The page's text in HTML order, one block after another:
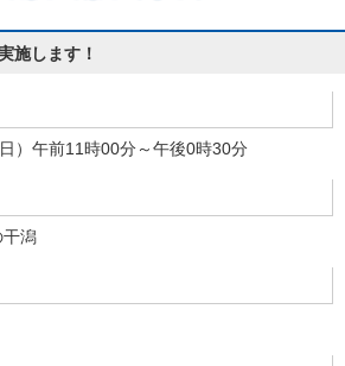
施します！
）午前11時00分～午後0時30分
潟